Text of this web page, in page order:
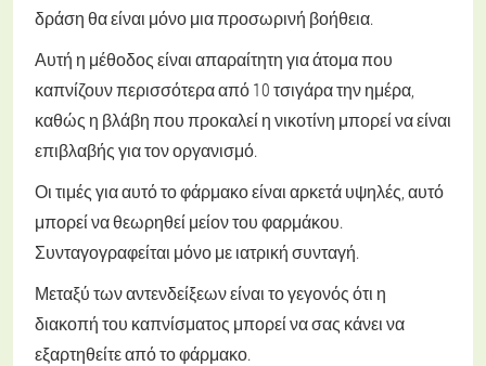
δράση θα είναι μόνο μια προσωρινή βοήθεια.
Αυτή η μέθοδος είναι απαραίτητη για άτομα που
καπνίζουν περισσότερα από 10 τσιγάρα την ημέρα,
καθώς η βλάβη που προκαλεί η νικοτίνη μπορεί να είναι
επιβλαβής για τον οργανισμό.
Οι τιμές για αυτό το φάρμακο είναι αρκετά υψηλές, αυτό
μπορεί να θεωρηθεί μείον του φαρμάκου.
Συνταγογραφείται μόνο με ιατρική συνταγή.
Μεταξύ των αντενδείξεων είναι το γεγονός ότι η
διακοπή του καπνίσματος μπορεί να σας κάνει να
εξαρτηθείτε από το φάρμακο.